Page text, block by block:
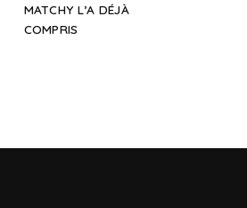
MATCHY L’A DÉJÀ
COMPRIS